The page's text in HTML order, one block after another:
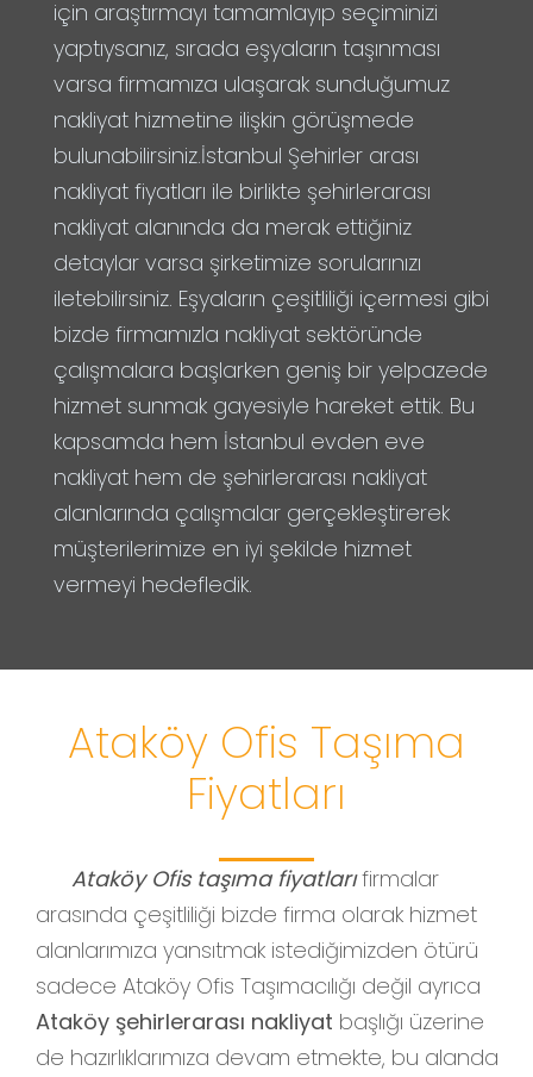
için araştırmayı tamamlayıp seçiminizi
yaptıysanız, sırada eşyaların taşınması
varsa firmamıza ulaşarak sunduğumuz
nakliyat hizmetine ilişkin görüşmede
bulunabilirsiniz.İstanbul Şehirler arası
nakliyat fiyatları ile birlikte şehirlerarası
nakliyat alanında da merak ettiğiniz
detaylar varsa şirketimize sorularınızı
iletebilirsiniz. Eşyaların çeşitliliği içermesi gibi
bizde firmamızla nakliyat sektöründe
çalışmalara başlarken geniş bir yelpazede
hizmet sunmak gayesiyle hareket ettik. Bu
kapsamda hem İstanbul evden eve
nakliyat hem de şehirlerarası nakliyat
alanlarında çalışmalar gerçekleştirerek
müşterilerimize en iyi şekilde hizmet
vermeyi hedefledik.
Ataköy Ofis Taşıma
Fiyatları
Ataköy Ofis taşıma fiyatlarıfirmalar
arasında çeşitliliği bizde firma olarak hizmet
alanlarımıza yansıtmak istediğimizden ötürü
sadece Ataköy Ofis Taşımacılığı değil ayrıca
Ataköy şehirlerarası nakliyat başlığı üzerine
de hazırlıklarımıza devam etmekte, bu alanda